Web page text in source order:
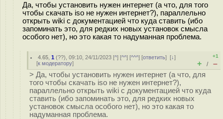
Да, чтобы установить нужен интернет (а что, для того
чтобы скачать iso не нужен интернет?), параллельно
открыть wiki с документацией что куда ставить (ибо
запоминать это, для редких новых установок смысла
особого нет), но это какая то надуманная проблема.
4.65 ,1 (??), 09:10, 24/11/2023 [^] [^^] [^^^] [ответить][↓]
[к модератору]
+1
+ / –
> Да, чтобы установить нужен интернет (а что, для
того чтобы скачать iso не нужен интернет?),
параллельно открыть wiki с документацией что куда
ставить (ибо запоминать это, для редких новых
установок смысла особого нет), но это какая то
надуманная проблема.